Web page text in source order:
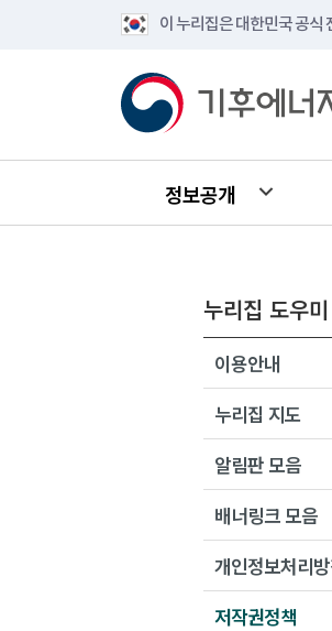
이 누리집은 대한민국 공식
정보공개
누리집 도우미
이용안내
누리집 지도
알림판 모음
배너링크 모음
개인정보처리
저작권정책